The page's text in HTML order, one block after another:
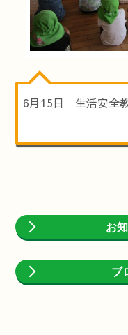
6月15日 生活安全
お
ブ